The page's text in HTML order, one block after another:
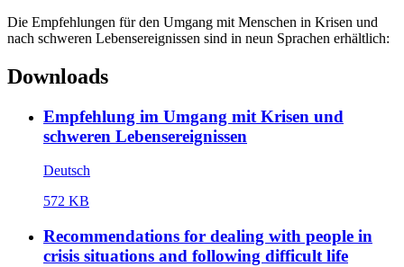
Die Empfehlungen für den Umgang mit Menschen in Krisen und
nach schweren Lebensereignissen sind in neun Sprachen erhältlich:
Downloads
Empfehlung im Umgang mit Krisen und
schweren Lebensereignissen
Deutsch
572 KB
Recommendations for dealing with people in
crisis situations and following difficult life